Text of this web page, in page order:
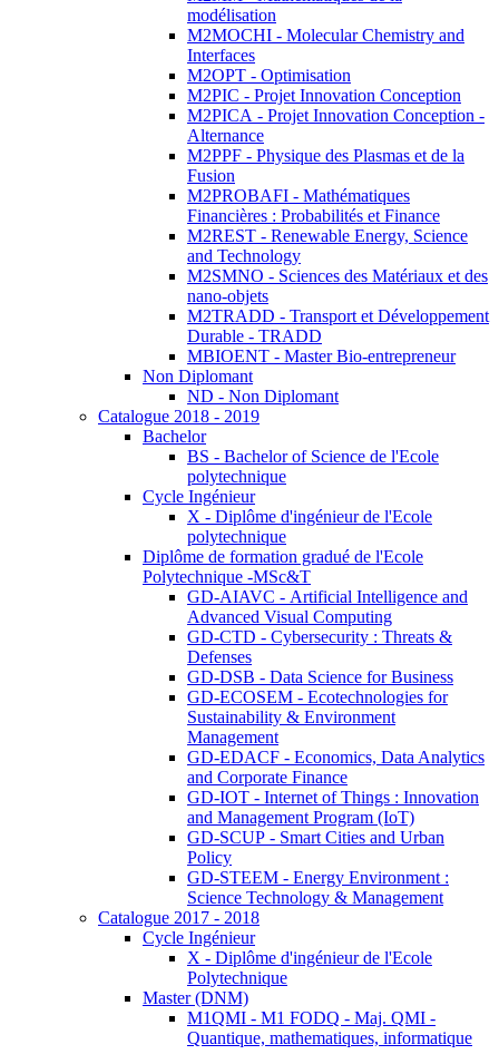
modélisation
M2MOCHI - Molecular Chemistry and
Interfaces
M2OPT - Optimisation
M2PIC - Projet Innovation Conception
M2PICA - Projet Innovation Conception -
Alternance
M2PPF - Physique des Plasmas et de la
Fusion
M2PROBAFI - Mathématiques
Financières : Probabilités et Finance
M2REST - Renewable Energy, Science
and Technology
M2SMNO - Sciences des Matériaux et des
nano-objets
M2TRADD - Transport et Développement
Durable - TRADD
MBIOENT - Master Bio-entrepreneur
Non Diplomant
ND - Non Diplomant
Catalogue 2018 - 2019
Bachelor
BS - Bachelor of Science de l'Ecole
polytechnique
Cycle Ingénieur
X - Diplôme d'ingénieur de l'Ecole
polytechnique
Diplôme de formation gradué de l'Ecole
Polytechnique -MSc&T
GD-AIAVC - Artificial Intelligence and
Advanced Visual Computing
GD-CTD - Cybersecurity : Threats &
Defenses
GD-DSB - Data Science for Business
GD-ECOSEM - Ecotechnologies for
Sustainability & Environment
Management
GD-EDACF - Economics, Data Analytics
and Corporate Finance
GD-IOT - Internet of Things : Innovation
and Management Program (IoT)
GD-SCUP - Smart Cities and Urban
Policy
GD-STEEM - Energy Environment :
Science Technology & Management
Catalogue 2017 - 2018
Cycle Ingénieur
X - Diplôme d'ingénieur de l'Ecole
Polytechnique
Master (DNM)
M1QMI - M1 FODQ - Maj. QMI -
Quantique, mathematiques, informatique